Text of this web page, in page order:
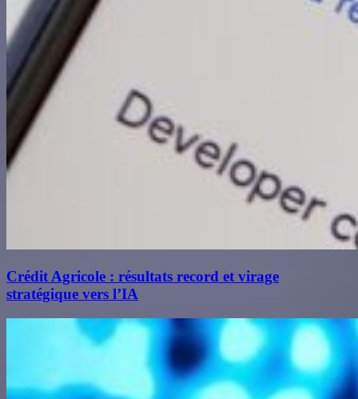
Crédit Agricole : résultats record et virage
stratégique vers l’IA